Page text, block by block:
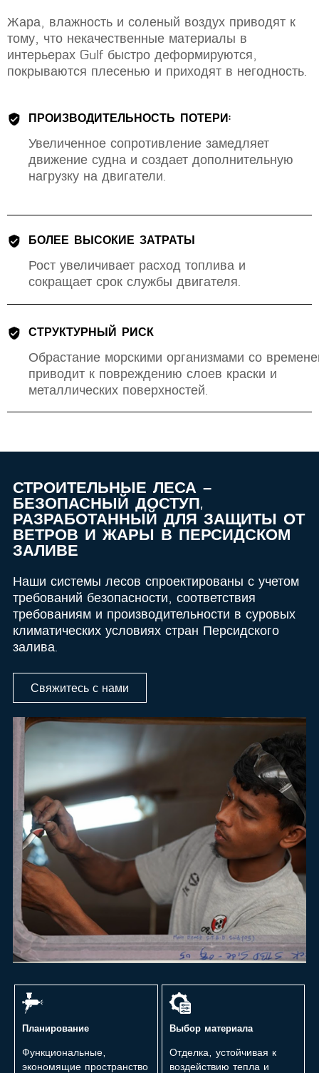
Жара, влажность и соленый воздух приводят к
тому, что некачественные материалы в
интерьерах Gulf быстро деформируются,
покрываются плесенью и приходят в негодность.
ПРОИЗВОДИТЕЛЬНОСТЬ ПОТЕРИ:
Увеличенное сопротивление замедляет
движение судна и создает дополнительную
нагрузку на двигатели.
БОЛЕЕ ВЫСОКИЕ ЗАТРАТЫ
Рост увеличивает расход топлива и
сокращает срок службы двигателя.
СТРУКТУРНЫЙ РИСК
Обрастание морскими организмами со
приводит к повреждению слоев краски и
металлических поверхностей.
СТРОИТЕЛЬНЫЕ ЛЕСА –
БЕЗОПАСНЫЙ ДОСТУП,
РАЗРАБОТАННЫЙ ДЛЯ ЗАЩИТЫ ОТ
ВЕТРОВ И ЖАРЫ В ПЕРСИДСКОМ
ЗАЛИВЕ
Наши системы лесов спроектированы с учетом
требований безопасности, соответствия
требованиям и производительности в суровых
климатических условиях стран Персидского
залива.
Свяжитесь с нами
Планирование
Функциональные,
экономящие пространство
Выбор материала
Отделка, устойчивая к
воздействию тепла и